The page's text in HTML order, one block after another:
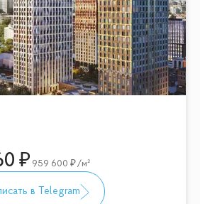
959 600 /м²